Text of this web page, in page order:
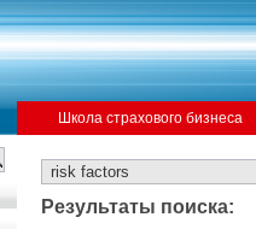
Школа страхового бизнеса
Результаты поиска: